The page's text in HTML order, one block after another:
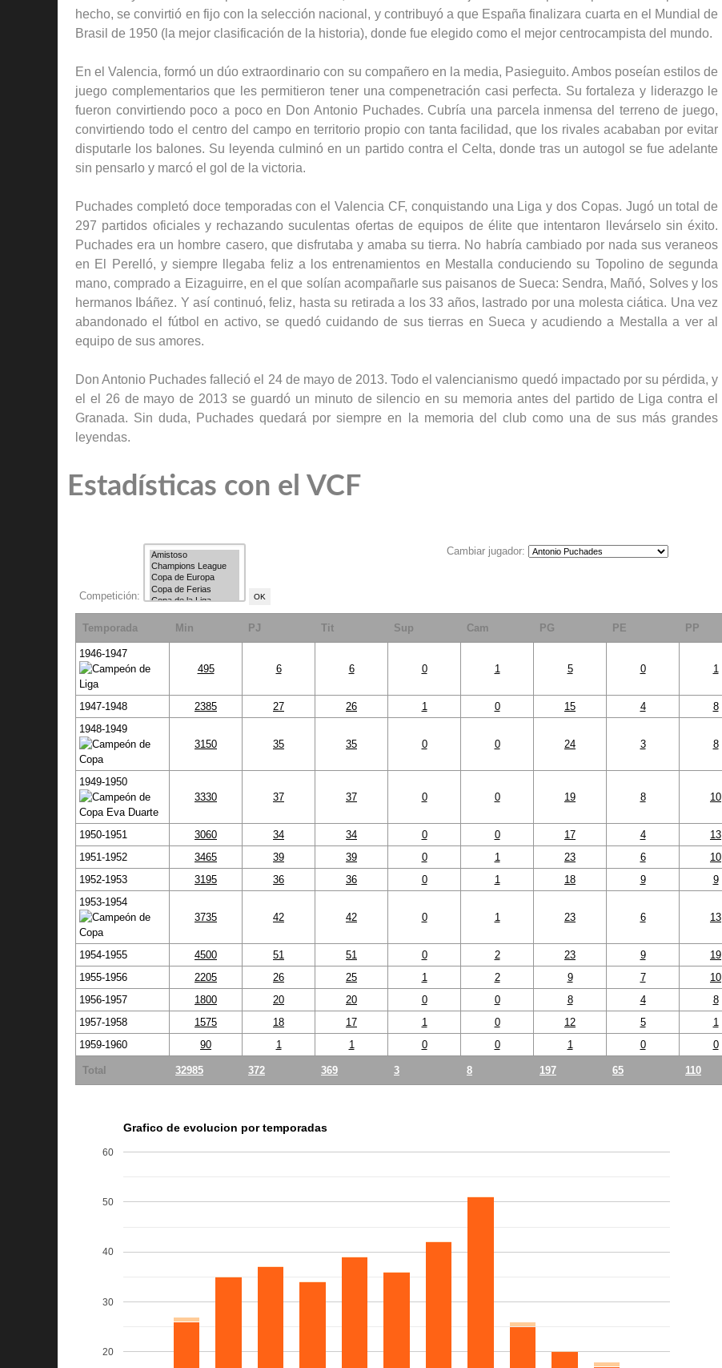
hecho, se convirtió en fijo con la selección nacional, y contribuyó a que España finalizara cuarta en el Mundial de
Brasil de 1950 (la mejor clasificación de la historia), donde fue elegido como el mejor centrocampista del mundo.
En el Valencia, formó un dúo extraordinario con su compañero en la media, Pasieguito. Ambos poseían estilos de
juego complementarios que les permitieron tener una compenetración casi perfecta. Su fortaleza y liderazgo le
fueron convirtiendo poco a poco en Don Antonio Puchades. Cubría una parcela inmensa del terreno de juego,
convirtiendo todo el centro del campo en territorio propio con tanta facilidad, que los rivales acababan por evitar
disputarle los balones. Su leyenda culminó en un partido contra el Celta, donde tras un autogol se fue adelante
sin pensarlo y marcó el gol de la victoria.
Puchades completó doce temporadas con el Valencia CF, conquistando una Liga y dos Copas. Jugó un total de
297 partidos oficiales y rechazando suculentas ofertas de equipos de élite que intentaron llevárselo sin éxito.
Puchades era un hombre casero, que disfrutaba y amaba su tierra. No habría cambiado por nada sus veraneos
en El Perelló, y siempre llegaba feliz a los entrenamientos en Mestalla conduciendo su Topolino de segunda
mano, comprado a Eizaguirre, en el que solían acompañarle sus paisanos de Sueca: Sendra, Mañó, Solves y los
hermanos Ibáñez. Y así continuó, feliz, hasta su retirada a los 33 años, lastrado por una molesta ciática. Una vez
abandonado el fútbol en activo, se quedó cuidando de sus tierras en Sueca y acudiendo a Mestalla a ver al
equipo de sus amores.
Don Antonio Puchades falleció el 24 de mayo de 2013. Todo el valencianismo quedó impactado por su pérdida, y
el el 26 de mayo de 2013 se guardó un minuto de silencio en su memoria antes del partido de Liga contra el
Granada. Sin duda, Puchades quedará por siempre en la memoria del club como una de sus más grandes
leyendas.
Estadísticas con el VCF
Competición:
Cambiar jugador:
Temporada Min PJ Tit Sup Cam PG PE PP
1946-1947
495
6 6 0 1 5 0 1
1947-1948 2385 27 26 1 0 15 4 8
1948-1949
3150
35 35 0 0 24 3 8
1949-1950
3330
37 37 0 0 19 8 10
1950-1951 3060 34 34 0 0 17 4 13
1951-1952
3465 39 39 0 1 23 6 10
1952-1953
3195 36 36 0 1 18 9 9
1953-1954
3735
42 42 0 1 23 6 13
1954-1955 4500 51 51 0 2 23 9 19
1955-1956
2205 26 25 1 2 9 7 10
1956-1957
1800 20 20 0 0 8 4 8
1957-1958
1575 18 17 1 0 12 5 1
1959-1960
90 1 1 0 0 1 0 0
Total 32985 372 369 3 8 197 65 110
Grafico de evolucion por temporadas
20
30
40
50
60